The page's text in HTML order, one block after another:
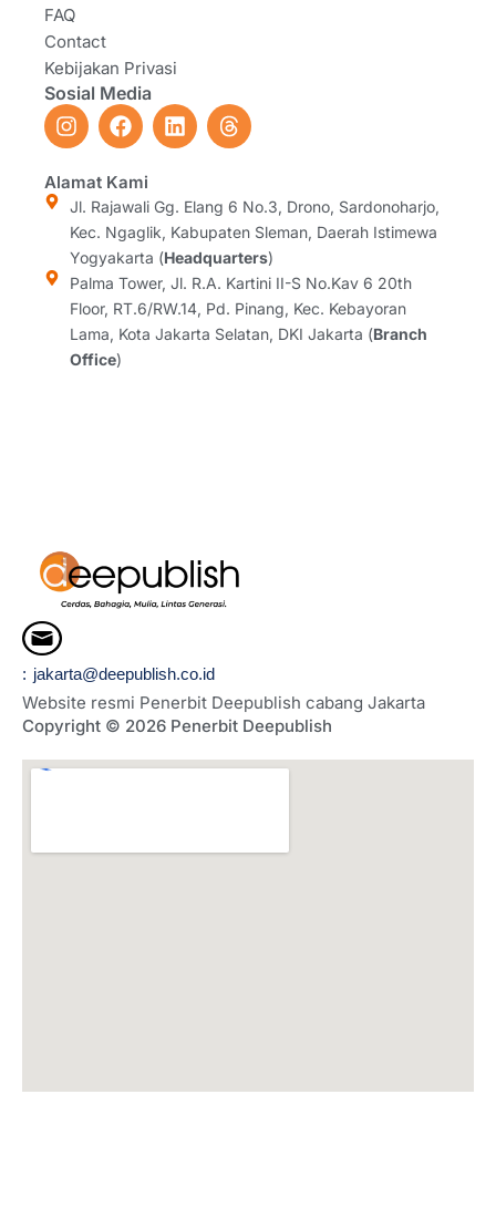
FAQ
Contact
Kebijakan Privasi
Sosial Media
I
n
t
a
g
r
a
m
F
a
e
b
o
o
k
L
i
e
d
i
n
T
h
a
d
s
Alamat Kami
Jl. Rajawali Gg. Elang 6 No.3, Drono, Sardonoharjo,
Kec. Ngaglik, Kabupaten Sleman, Daerah Istimewa
Yogyakarta (Headquarters)
Palma Tower, Jl. R.A. Kartini II-S No.Kav 6 20th
Floor, RT.6/RW.14, Pd. Pinang, Kec. Kebayoran
Lama, Kota Jakarta Selatan, DKI Jakarta (Branch
Office)
: jakarta@deepublish.co.id
Website resmi Penerbit Deepublish cabang Jakarta
Copyright © 2026 Penerbit Deepublish